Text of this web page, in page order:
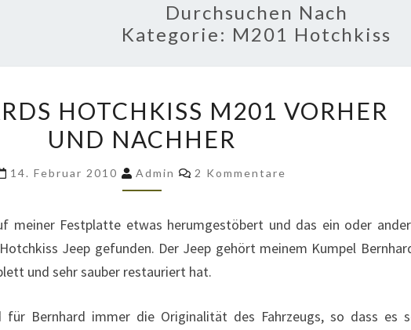
Durchsuchen Nach
Kategorie: M201 Hotchkiss
HOTCHKISS
M201
UND
HOTCHKISS M201 VORHER
UND NACHHER
14. Februar 2010 Admin Kommentare
2 Kommentare
meiner Festplatte etwas herumgestöbert und das ein oder
Jeep gefunden. Der Jeep gehört meinem Kumpel
und sehr sauber restauriert hat.
für Bernhard immer die Originalität des Fahrzeugs, so dass es